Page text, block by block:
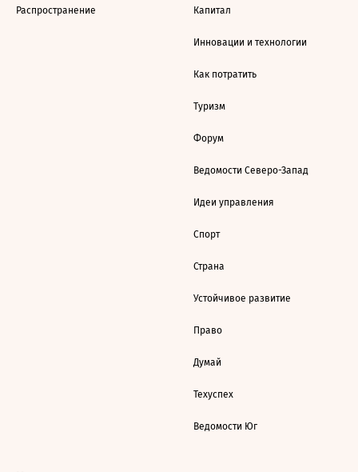
Распространение Капитал
Инновации и технологии
Как потратить
Туризм
Форум
Ведомости Северо-Запад
Идеи управления
Спорт
Страна
Устойчивое развитие
Право
Думай
Техуспех
Ведомости Юг